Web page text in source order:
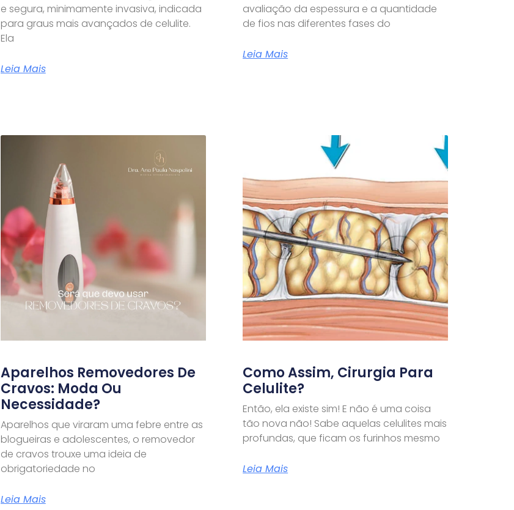
e segura, minimamente invasiva, indicada
para graus mais avançados de celulite.
Ela
Leia Mais
avaliação da espessura e a quantidade
de fios nas diferentes fases do
Leia Mais
Aparelhos Removedores De
Cravos: Moda Ou
Necessidade?
Aparelhos que viraram uma febre entre as
blogueiras e adolescentes, o removedor
de cravos trouxe uma ideia de
obrigatoriedade no
Leia Mais
Como Assim, Cirurgia Para
Celulite?
Então, ela existe sim! E não é uma coisa
tão nova não! Sabe aquelas celulites mais
profundas, que ficam os furinhos mesmo
Leia Mais